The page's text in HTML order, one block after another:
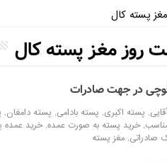
پسته کال
روز مغز پسته کال
در جهت صادرات
, پسته اکبری, پسته بادامی, پسته دامغان,
,خرید پسته به صورت عمده,خرید عمده
صادراتی,مغز پسته